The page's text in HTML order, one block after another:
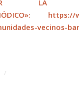
LA
https://
vecinos-
/